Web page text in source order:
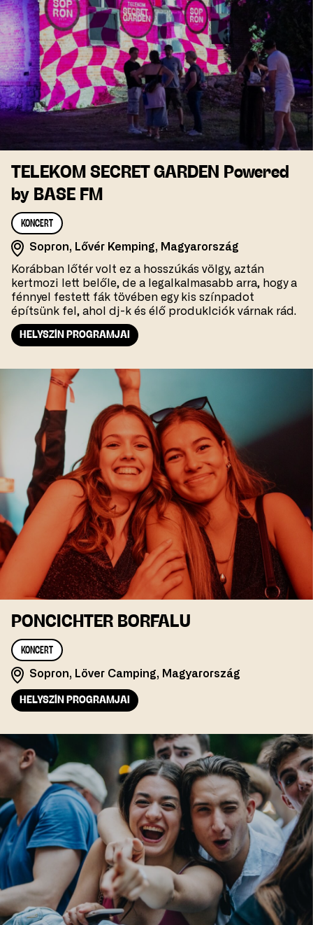
TELEKOM SECRET GARDEN Powered
by BASE FM
KONCERT
Sopron, Lővér Kemping, Magyarország
Korábban lőtér volt ez a hosszúkás völgy, aztán
kertmozi lett belőle, de a legalkalmasabb arra, hogy a
fénnyel festett fák tövében egy kis színpadot
építsünk fel, ahol dj-k és élő produklciók várnak rád.
HELYSZÍN PROGRAMJAI
PONCICHTER BORFALU
KONCERT
Sopron, Löver Camping, Magyarország
HELYSZÍN PROGRAMJAI